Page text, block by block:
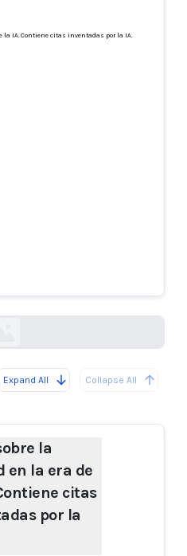
la IA. Contiene citas inventadas por la IA.
Expand All Collapse All
la
en la era de
citas
por la